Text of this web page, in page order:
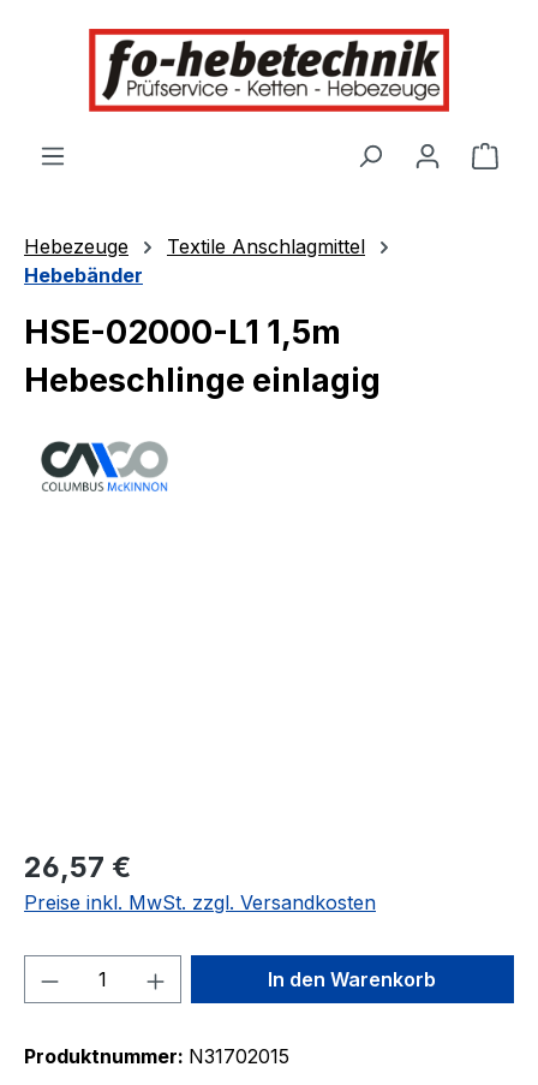
springen
Hebezeuge
Textile Anschlagmittel
Hebebänder
HSE-02000-L1 1,5m
Hebeschlinge einlagig
26,57 €
Preise inkl. MwSt. zzgl. Versandkosten
Produkt Anzahl: Gib denIn den Warenkorb
Produktnummer: N31702015